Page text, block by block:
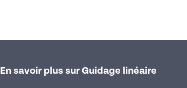
En savoir plus sur Guidage linéaire